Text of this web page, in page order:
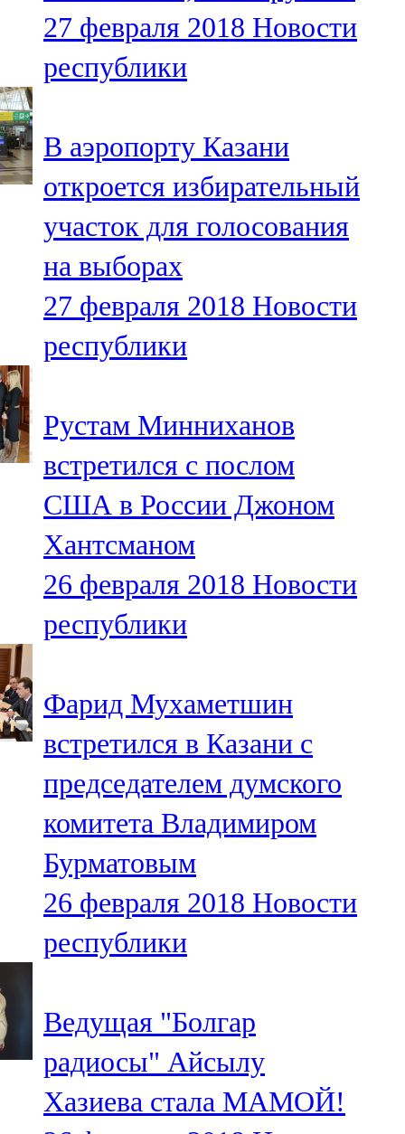
107,3 FM
Мөслим
Нурлат
104,7 FM
Олы Әтнә
71,42 FM
Сарман
107,8 FM
106,1 FM
Түбән Кама
102,6 FM
Чирмешән
107,7 FM
Чистай
Чүпрәле
91,0 FM
Шәмәрдән
102,3 FM
Яңа чишмә
107,0 FM
Яр Чаллы
27 февраля 2018 Новости
республики
В аэропорту Казани
откроется избирательный
участок для голосования
на выборах
27 февраля 2018 Новости
республики
Рустам Минниханов
встретился с послом
США в России Джоном
Хантсманом
26 февраля 2018 Новости
республики
Фарид Мухаметшин
встретился в Казани с
председателем думского
комитета Владимиром
Бурматовым
26 февраля 2018 Новости
республики
Ведущая "Болгар
радиосы" Айсылу
Хазиева стала МАМОЙ!